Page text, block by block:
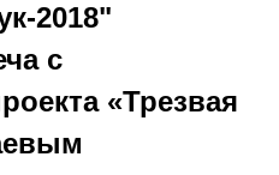
2018"
с
«Трезвая